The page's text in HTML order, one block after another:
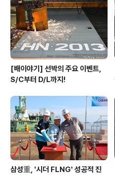
[배이야기] 선박의 주요 이벤트,
S/C부터 D/L까지!
삼성重, '시더 FLNG' 성공적 진